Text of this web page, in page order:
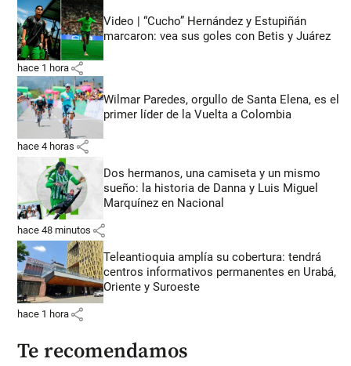
Video | “Cucho” Hernández y Estupiñán
marcaron: vea sus goles con Betis y Juárez
hace 1 hora share
Wilmar Paredes, orgullo de Santa Elena, es el
primer líder de la Vuelta a Colombia
hace 4 horas share
Dos hermanos, una camiseta y un mismo
sueño: la historia de Danna y Luis Miguel
Marquínez en Nacional
hace 48 minutos share
Teleantioquia amplía su cobertura: tendrá
centros informativos permanentes en Urabá,
Oriente y Suroeste
hace 1 hora share
Te recomendamos